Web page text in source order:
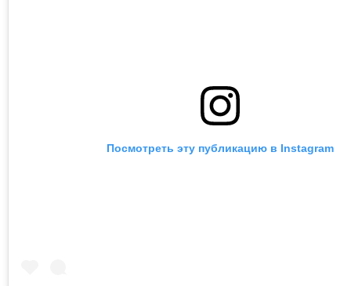
Посмотреть эту публикацию в Instagram